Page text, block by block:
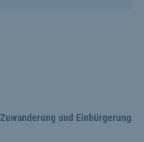
und Einbürgerung